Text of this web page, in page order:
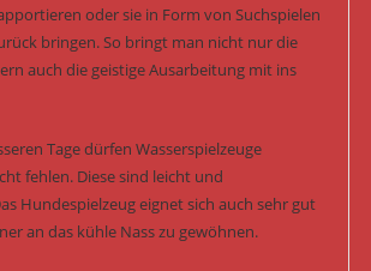
oder sie in Form von Suchspielen
bringen. So bringt man nicht nur die
auch die geistige Ausarbeitung mit ins
Tage dürfen Wasserspielzeuge
fehlen. Diese sind leicht und
Hundespielzeug eignet sich auch sehr gut
an das kühle Nass zu gewöhnen.